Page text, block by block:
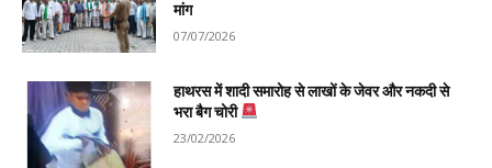
मांग
07/07/2026
हाथरस में शादी समारोह से लाखों के जेवर और नकदी से
भरा बैग चोरी
23/02/2026